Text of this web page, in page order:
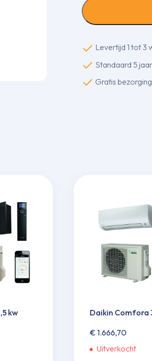
aantal
Levertijd 1 tot 3
Standaard 5
Gratis
kw
Daikin Comfora
€ 1.666,70
Uitverkocht